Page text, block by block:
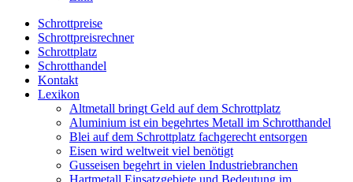
Schrottpreise
Schrottpreisrechner
Schrottplatz
Schrotthandel
Kontakt
Lexikon
Altmetall bringt Geld auf dem Schrottplatz
Aluminium ist ein begehrtes Metall im Schrotthandel
Blei auf dem Schrottplatz fachgerecht entsorgen
Eisen wird weltweit viel benötigt
Gusseisen begehrt in vielen Industriebranchen
Hartmetall Einsatzgebiete und Bedeutung im